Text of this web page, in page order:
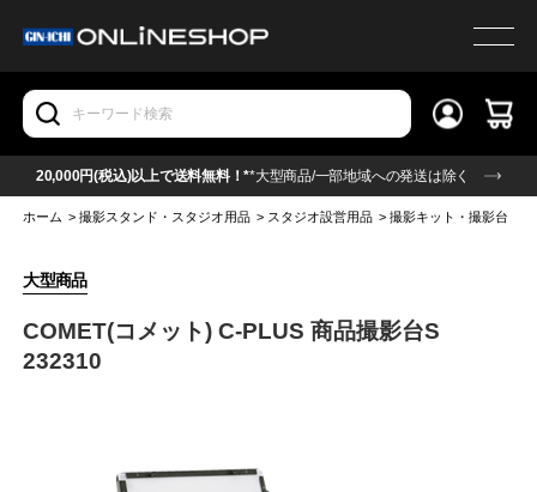
20,000円(税込)以上で送料無料！**大型商品/一部地域への発送は除く
ホーム >撮影スタンド・スタジオ用品 > スタジオ設営用品 >撮影キット・撮影台
大型商品
COMET(コメット) C-PLUS 商品撮影台S
232310